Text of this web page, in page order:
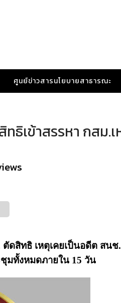
ศูนย์ข่าวสารนโยบายสาธารณะ
เข้าสรรหา กสม.เ
ดสิทธิ เหตุเคยเป็นอดีต สน
มทั้งหมดภายใน 15 วัน